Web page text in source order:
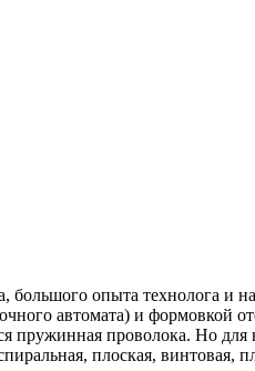
опыта технолога и
автомата) и формовкой
пружинная проволока. Но
плоская, винтовая,